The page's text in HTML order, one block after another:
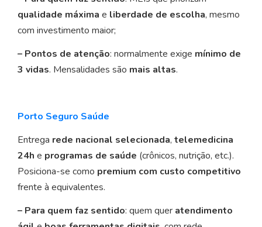
qualidade máxima e liberdade de escolha, mesmo
com investimento maior;
– Pontos de atenção: normalmente exige mínimo de
3 vidas. Mensalidades são mais altas.
Porto Seguro Saúde
Entrega rede nacional selecionada, telemedicina
24h e programas de saúde (crônicos, nutrição, etc.).
Posiciona-se como premium com custo competitivo
frente à equivalentes.
– Para quem faz sentido: quem quer atendimento